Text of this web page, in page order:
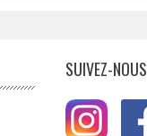
SUIVEZ-NOUS